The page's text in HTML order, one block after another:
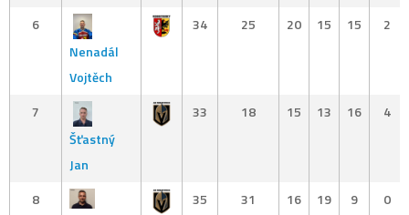
6
Nenadál
Vojtěch
34 25 20 15 15 2
7
Šťastný
Jan
33 18 15 13 16 4
8
35 31 16 19 9 0